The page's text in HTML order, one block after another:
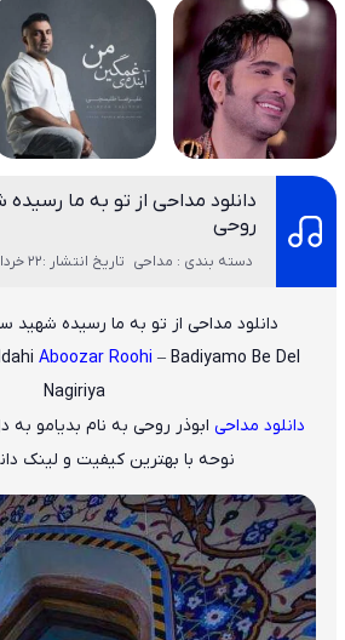
دانلود مداحی از تو به ما رسیده
روحی
دسته بندی : مداحی تاریخ انتشار :22 خرداد 1405
دانلود مداحی از تو به ما رسیده شهید
Aboozar Roohi – Badiyamo Be Del
Nagiriya
دانلود مداحی ابوذر روحی به نام بدیامو به
نوحه با بهترین کیفیت و لینک